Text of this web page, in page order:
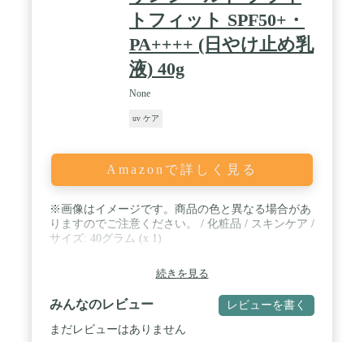
トフィット SPF50+・
PA++++ (日やけ止め乳
液) 40g
None
uv ケア
Amazonで詳しく見る
※画像はイメージです。商品の色と異なる場合があ
りますのでご注意ください。 / 化粧品 / スキンケア /
サイズ: 40グラム (x 1)
続きを見る
みんなのレビュー レビューを書く
まだレビューはありません